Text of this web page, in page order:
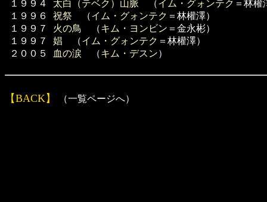
１９９４
１９９６
１９９７
１９９７
２００５
太白（テベク）山脈 （イム・グォンテク ＝林權
祝祭 （イム・グォンテク ＝林權澤）
火の鳥 （キム・ヨンビン ＝金永彬）
娼 （イム・グォンテク ＝林權澤）
血の涙 （キム・デスン）
【BACK】 （一覧ページへ）